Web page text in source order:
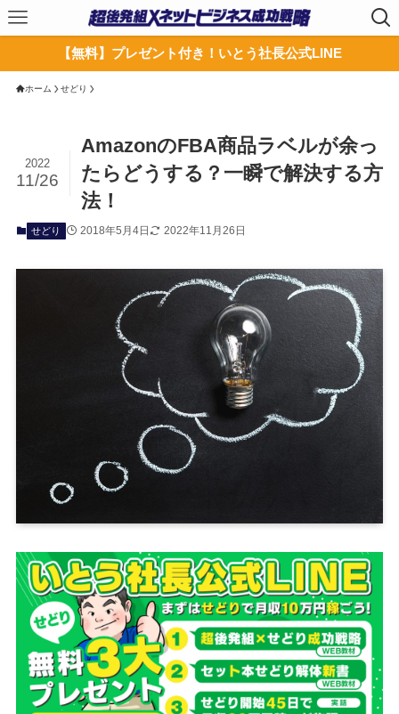
【無料】プレゼント付き！いとう社長公式LINE
ホーム せどり
AmazonのFBA商品ラベルが余っ
たらどうする？一瞬で解決する方
法！
2022
11/26
せどり 2018年5月4日 2022年11月26日